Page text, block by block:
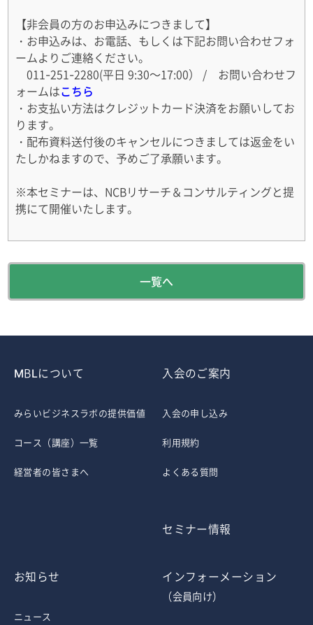
【非会員の方のお申込みにつきまして】
・お申込みは、お電話、もしくは下記お問い合わせフォ
ームよりご連絡ください。
011-251-2280(平日 9:30～17:00） / お問い合わせフ
ォームはこちら
・お支払い方法はクレジットカード決済をお願いしてお
ります。
・配布資料送付後のキャンセルにつきましては返金をい
たしかねますので、予めご了承願います。
※本セミナーは、NCBリサーチ＆コンサルティングと提
携にて開催いたします。
一覧へ
MBLについて
みらいビジネスラボの提供価値
コース（講座）一覧
経営者の皆さまへ
入会のご案内
入会の申し込み
利用規約
よくある質問
セミナー情報
お知らせ
ニュース
インフォーメーション
（会員向け）